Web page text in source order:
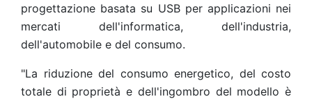
progettazione basata su USB per applicazioni nei
mercati dell'informatica, dell'industria,
dell'automobile e del consumo.
"La riduzione del consumo energetico, del costo
totale di proprietà e dell'ingombro del modello è